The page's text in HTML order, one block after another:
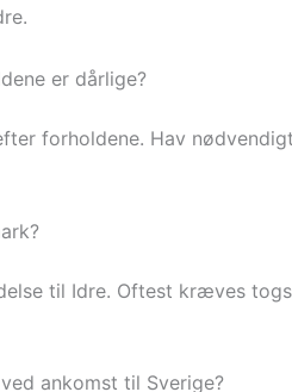
er dårlige?
forholdene. Hav
til Idre. Oftest kræves
ankomst til Sverige?